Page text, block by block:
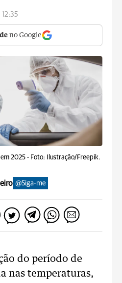
no Google
2025 - Foto: Ilustração/Freepik.
@Siga-me
do período de
nas temperaturas,